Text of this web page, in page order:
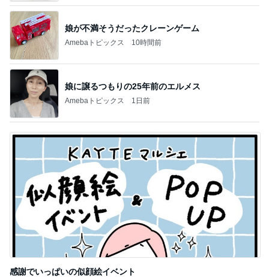
娘が不満そうだったクレーンゲーム
Amebaトピックス 10時間前
娘に譲るつもりの25年前のエルメス
Amebaトピックス 1日前
感謝でいっぱいの似顔絵イベント